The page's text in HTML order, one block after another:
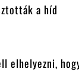
a híd
elhelyezni,